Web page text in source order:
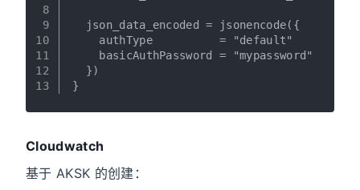
8
9
10
11
12
13
  json_data_encoded = jsonencode({
    authType          = "default"
    basicAuthPassword = "mypassword"
  })
}
Cloudwatch
基于 AKSK 的创建：